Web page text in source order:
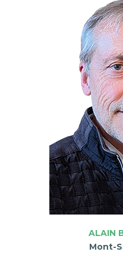
ALAIN
Mont-